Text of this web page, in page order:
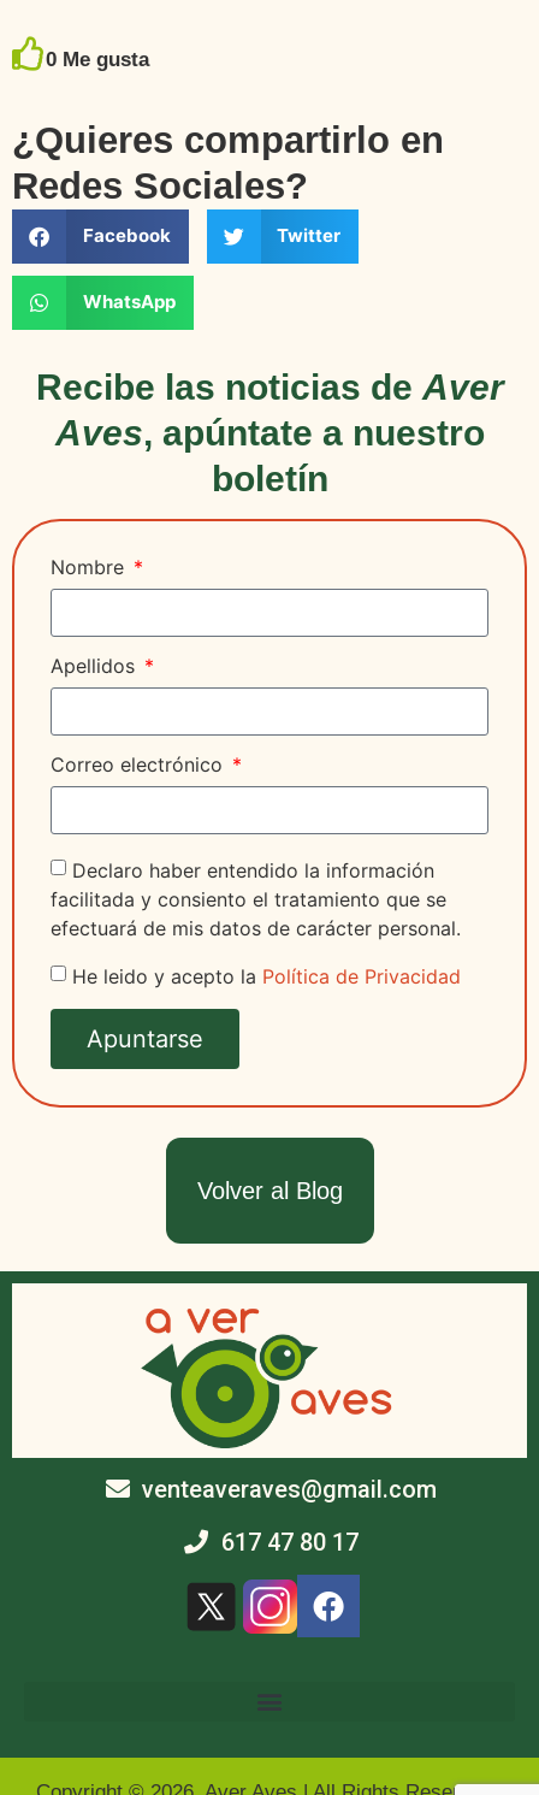
0 Me gusta
¿Quieres compartirlo en
Redes Sociales?
Facebook Twitter
WhatsApp
Recibe las noticias de Aver
Aves, apúntate a nuestro
boletín
Nombre
Apellidos
Correo electrónico
Declaro haber entendido la información
facilitada y consiento el tratamiento que se
efectuará de mis datos de carácter personal.
He leido y acepto la Política de Privacidad
Apuntarse
Volver al Blog
venteaveraves@gmail.com
617 47 80 17